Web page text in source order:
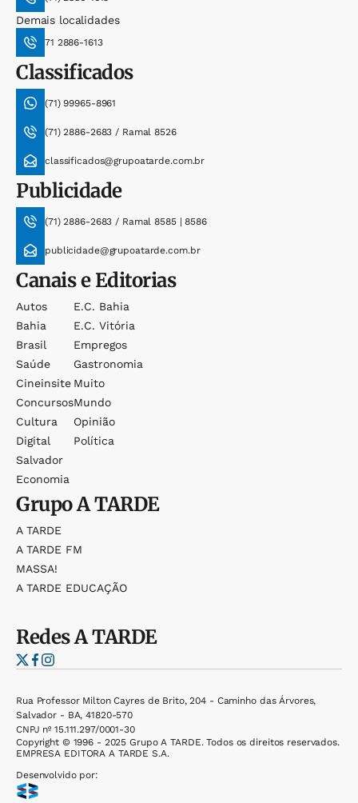
Demais localidades
71 2886-1613
Classificados
(71) 99965-8961
(71) 2886-2683 / Ramal 8526
classificados@grupoatarde.com.br
Publicidade
(71) 2886-2683 / Ramal 8585 | 8586
publicidade@grupoatarde.com.br
Canais e Editorias
Autos
Bahia
Brasil
Saúde
Cineinsite
Concursos
Cultura
Digital
Salvador
Economia
E.c. Bahia
E.c. Vitória
Empregos
Gastronomia
Muito
Mundo
Opinião
Política
GrupoA TARDE
A TARDE
A TARDE FM
MASSA!
A TARDE EDUCAÇÃO
RedesA TARDE
Rua Professor Milton Cayres de Brito, 204 - Caminho das Árvores,
Salvador - BA, 41820-570
CNPJ nº 15.111.297/0001-30
Copyright © 1996 - 2025 Grupo A TARDE. Todos os direitos reservados.
EMPRESA EDITORA A TARDE S.A.
Desenvolvido por: